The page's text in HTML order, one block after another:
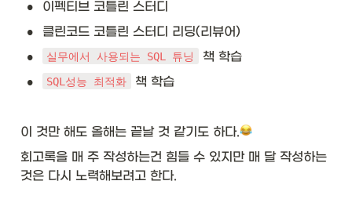
• 이펙티브 코틀린 스터디
• 클린코드 코틀린 스터디 리딩(리뷰어)
• 실무에서 사용되는 SQL 튜닝 책 학습
• SQL성능 최적화 책 학습
이 것만 해도 올해는 끝날 것 같기도 하다.
회고록을 매 주 작성하는건 힘들 수 있지만 매 달 작성하는
것은 다시 노력해보려고 한다.